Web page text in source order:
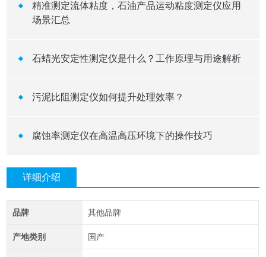
精准测定流体粘度，石油产品运动粘度测定仪应用
场景汇总
石蜡光安定性测定仪是什么？工作原理与用途解析
污泥比阻测定仪如何提升处理效率？
腐蚀率测定仪在高温高压环境下的操作技巧
详细介绍
品牌 其他品牌
产地类别 国产